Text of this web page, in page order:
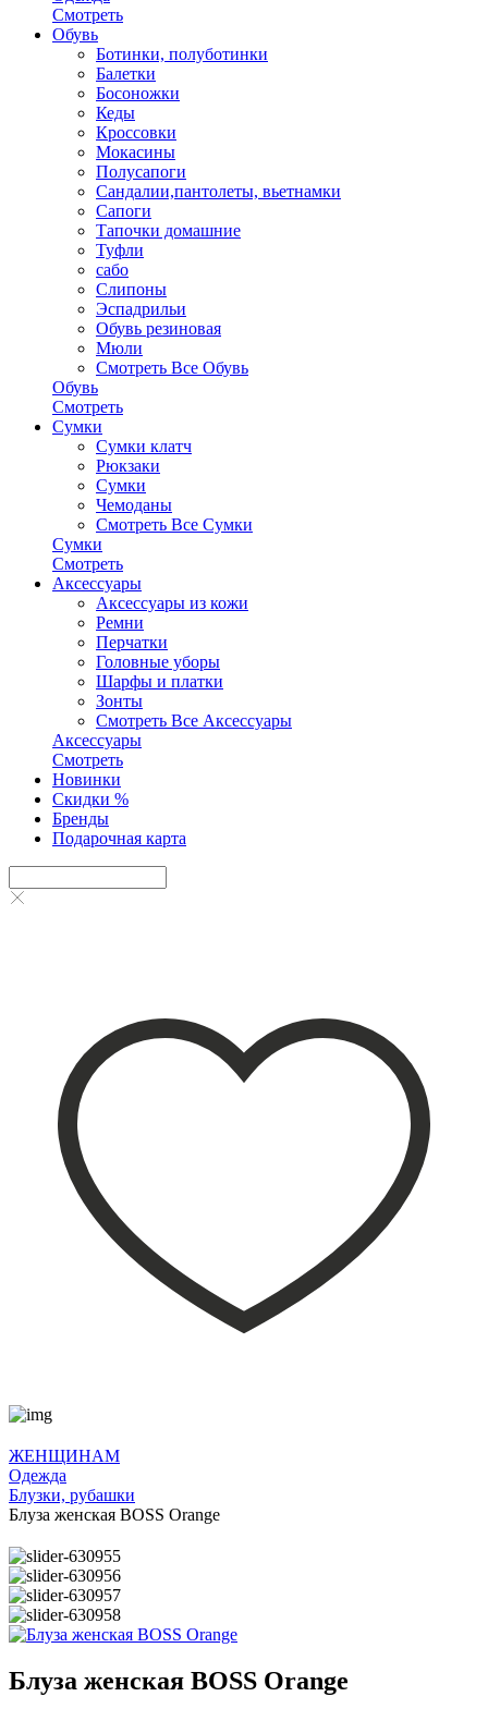
Смотреть
Обувь
Ботинки, полуботинки
Балетки
Босоножки
Кеды
Кроссовки
Мокасины
Полусапоги
Сандалии,пантолеты, вьетнамки
Сапоги
Тапочки домашние
Туфли
сабо
Слипоны
Эспадрильи
Обувь резиновая
Мюли
Смотреть Все Обувь
Обувь
Смотреть
Сумки
Сумки клатч
Рюкзаки
Сумки
Чемоданы
Смотреть Все Сумки
Сумки
Смотреть
Аксессуары
Аксессуары из кожи
Ремни
Перчатки
Головные уборы
Шарфы и платки
Зонты
Смотреть Все Аксессуары
Аксессуары
Смотреть
Новинки
Скидки %
Бренды
Подарочная карта
ЖЕНЩИНАМ
Одежда
Блузки, рубашки
Блуза женская BOSS Orange
Блуза женская BOSS Orange